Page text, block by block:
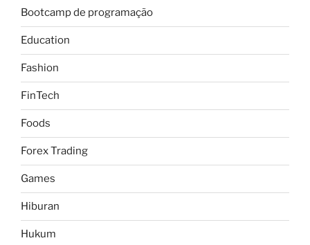
Bootcamp de programação
Education
Fashion
FinTech
Foods
Forex Trading
Games
Hiburan
Hukum